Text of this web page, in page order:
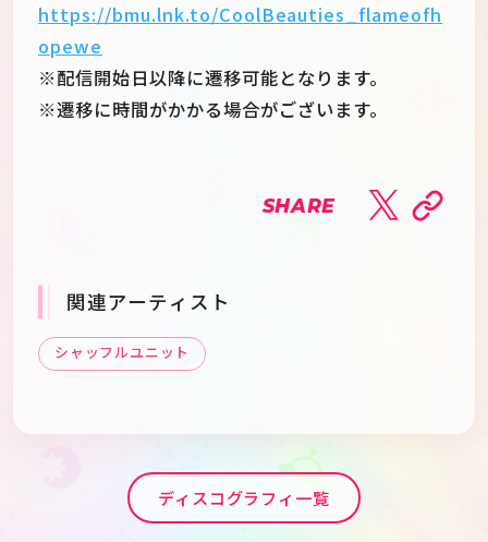
https://bmu.lnk.to/CoolBeauties_flameofh
opewe
※配信開始日以降に遷移可能となります。
※遷移に時間がかかる場合がございます。
SHARE
関連アーティスト
シャッフルユニット
ディスコグラフィ一覧